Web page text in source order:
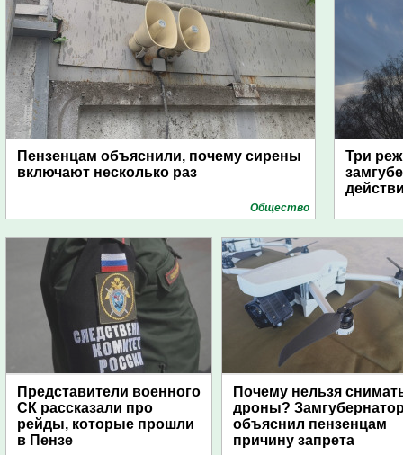
Пензенцам объяснили, почему сирены
включают несколько раз
Общество
Три
Представители военного
СК рассказали про
рейды, которые прошли
в Пензе
Почему нельзя
дроны?
объяснил пензенцам
причину запрета